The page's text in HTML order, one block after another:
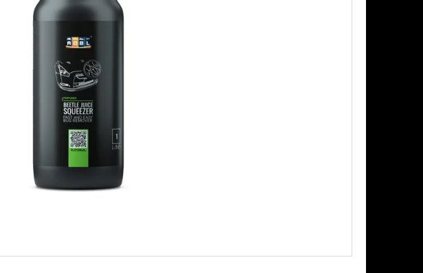
DVOJČINNÝ ROZPRAŠOVAČ BEZ LAHVE
99 Kč